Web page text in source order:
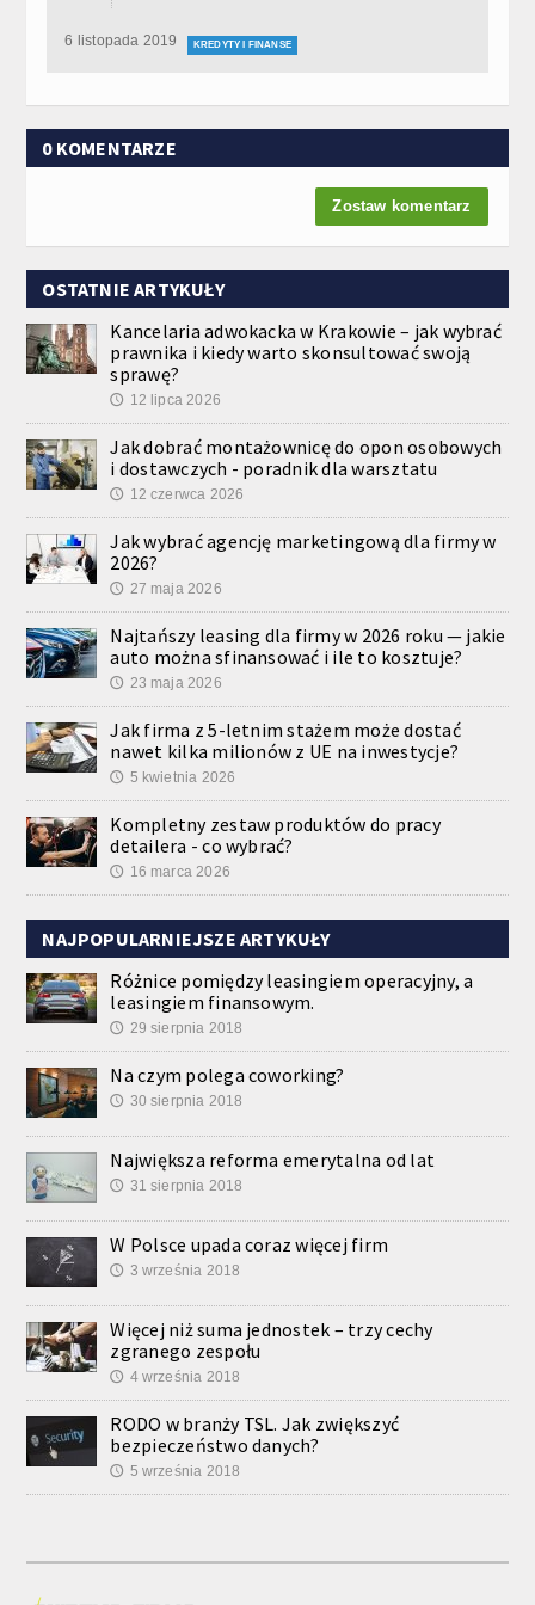
6 listopada 2019 KREDYTY I FINANSE
0 KOMENTARZE
Zostaw komentarz
OSTATNIE ARTYKUŁY
Kancelaria adwokacka w Krakowie – jak wybrać
prawnika i kiedy warto skonsultować swoją
sprawę?
🕔 12 lipca 2026
Jak dobrać montażownicę do opon osobowych
i dostawczych - poradnik dla warsztatu
🕔 12 czerwca 2026
Jak wybrać agencję marketingową dla firmy w
2026?
🕔 27 maja 2026
Najtańszy leasing dla firmy w 2026 roku — jakie
auto można sfinansować i ile to kosztuje?
🕔 23 maja 2026
Jak firma z 5-letnim stażem może dostać
nawet kilka milionów z UE na inwestycje?
🕔 5 kwietnia 2026
Kompletny zestaw produktów do pracy
detailera - co wybrać?
🕔 16 marca 2026
NAJPOPULARNIEJSZE ARTYKUŁY
Różnice pomiędzy leasingiem operacyjny, a
leasingiem finansowym.
🕔 29 sierpnia 2018
Na czym polega coworking?
🕔 30 sierpnia 2018
Największa reforma emerytalna od lat
🕔 31 sierpnia 2018
W Polsce upada coraz więcej firm
🕔 3 września 2018
Więcej niż suma jednostek – trzy cechy
zgranego zespołu
🕔 4 września 2018
RODO w branży TSL. Jak zwiększyć
bezpieczeństwo danych?
🕔 5 września 2018